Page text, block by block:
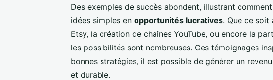
Des exemples de succès abondent, illustrant
idées simples en opportunités lucratives. Que ce soit
Etsy, la création de chaînes YouTube, ou encore la
les possibilités sont nombreuses. Ces témoignages
bonnes stratégies, il est possible de générer un
et durable.